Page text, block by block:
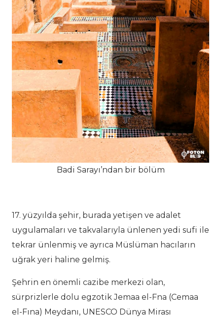
Badi Sarayı’ndan bir bölüm
17. yüzyılda şehir, burada yetişen ve adalet
uygulamaları ve takvalarıyla ünlenen yedi sufi ile
tekrar ünlenmiş ve ayrıca Müslüman hacıların
uğrak yeri haline gelmiş.
Şehrin en önemli cazibe merkezi olan,
sürprizlerle dolu egzotik Jemaa el-Fna (Cemaa
el-Fına) Meydanı, UNESCO Dünya Mirası